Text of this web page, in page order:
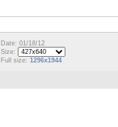
Date: 01/18/12
Size:
Full size: 1296x1944